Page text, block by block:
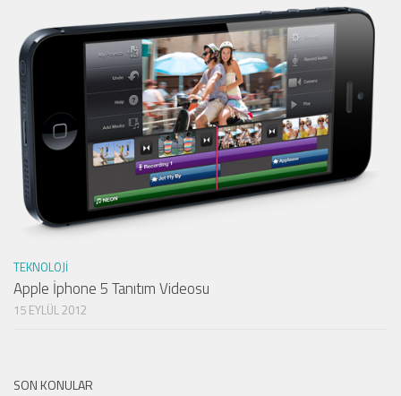
TEKNOLOJI
Apple İphone 5 Tanıtım Videosu
15 EYLÜL 2012
SON KONULAR